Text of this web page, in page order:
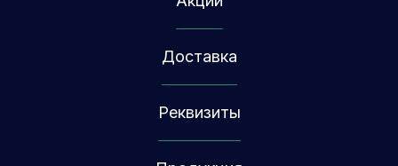
Доставка
Реквизиты